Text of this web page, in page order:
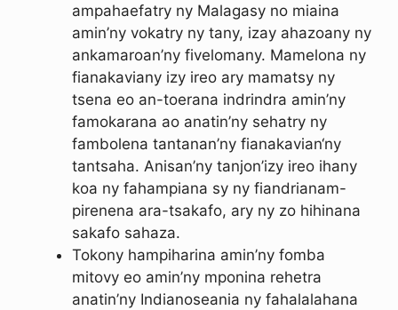
ampahaefatry ny Malagasy no miaina
amin’ny vokatry ny tany, izay ahazoany ny
ankamaroan’ny fivelomany. Mamelona ny
fianakaviany izy ireo ary mamatsy ny
tsena eo an-toerana indrindra amin’ny
famokarana ao anatin’ny sehatry ny
fambolena tantanan’ny fianakavian‘ny
tantsaha. Anisan’ny tanjon’izy ireo ihany
koa ny fahampiana sy ny fiandrianam-
pirenena ara-tsakafo, ary ny zo hihinana
sakafo sahaza.
Tokony hampiharina amin’ny fomba
mitovy eo amin’ny mponina rehetra
anatin’ny Indianoseania ny fahalalahana